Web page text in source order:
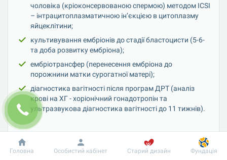
чоловіка (кріоконсервованою спермою) методом ICSI
– інтрацитоплазматичною ін’єкцією в цитоплазму
яйцеклітини;
культивування ембріонів до стадії бластоцисти (5-6-
та доба розвитку ембріона);
ембріотрансфер (перенесення ембріона до
порожнини матки сурогатної матері);
діагностика вагітності після програм ДРТ (аналіз
крові на ХГ - хоріонічний гонадотропін та
ультразвукова діагностика вагітності до 11 тижнів).
Хто виконує
: акушер-гінеколог репродуктолог, біолог,
Головна Особистий кабінет Старий дизайн Фундація